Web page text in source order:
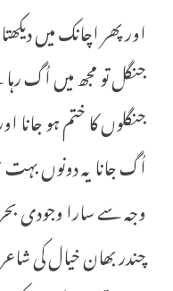
اور پھر اچانک میں
جنگل تو مجھ میں اُگ
جنگلوں کا ختم ہو جانا
اُگ جانا یہ دونوں
وجہ سے سارا وجودی
چندر بھان خیال کی